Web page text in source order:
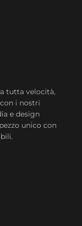
tutta velocità,
i nostri
e design
unico con